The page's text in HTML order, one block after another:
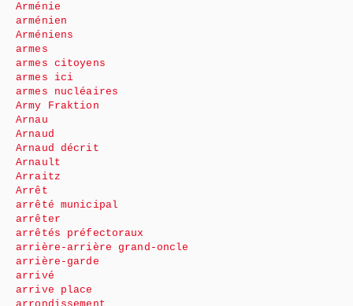
Arménie
arménien
Arméniens
armes
armes citoyens
armes ici
armes nucléaires
Army Fraktion
Arnau
Arnaud
Arnaud décrit
Arnault
Arraitz
Arrêt
arrêté municipal
arrêter
arrêtés préfectoraux
arrière-arrière grand-oncle
arrière-garde
arrivé
arrive place